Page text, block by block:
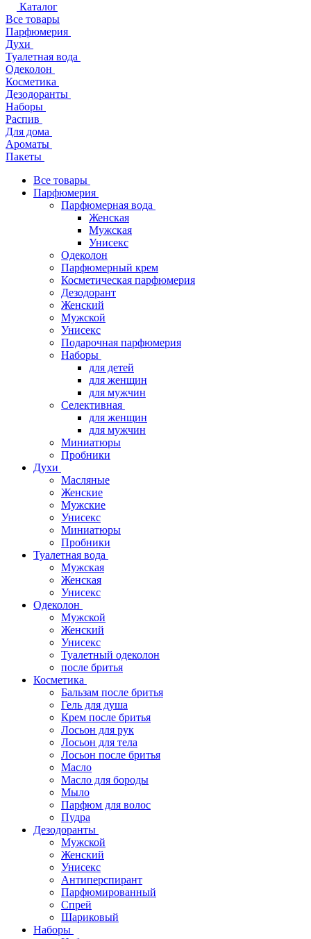
Каталог
Все товары
Парфюмерия
Духи
Туалетная вода
Одеколон
Косметика
Дезодоранты
Наборы
Распив
Для дома
Ароматы
Пакеты
Все товары
Парфюмерия
Парфюмерная вода
Женская
Мужская
Унисекс
Одеколон
Парфюмерный крем
Косметическая парфюмерия
Дезодорант
Женский
Мужской
Унисекс
Подарочная парфюмерия
Наборы
для детей
для женщин
для мужчин
Селективная
для женщин
для мужчин
Миниатюры
Пробники
Духи
Масляные
Женские
Мужские
Унисекс
Миниатюры
Пробники
Туалетная вода
Мужская
Женская
Унисекс
Одеколон
Мужской
Женский
Унисекс
Туалетный одеколон
после бритья
Косметика
Бальзам после бритья
Гель для душа
Крем после бритья
Лосьон для рук
Лосьон для тела
Лосьон после бритья
Масло
Масло для бороды
Мыло
Парфюм для волос
Пудра
Дезодоранты
Мужской
Женский
Унисекс
Антиперспирант
Парфюмированный
Спрей
Шариковый
Наборы